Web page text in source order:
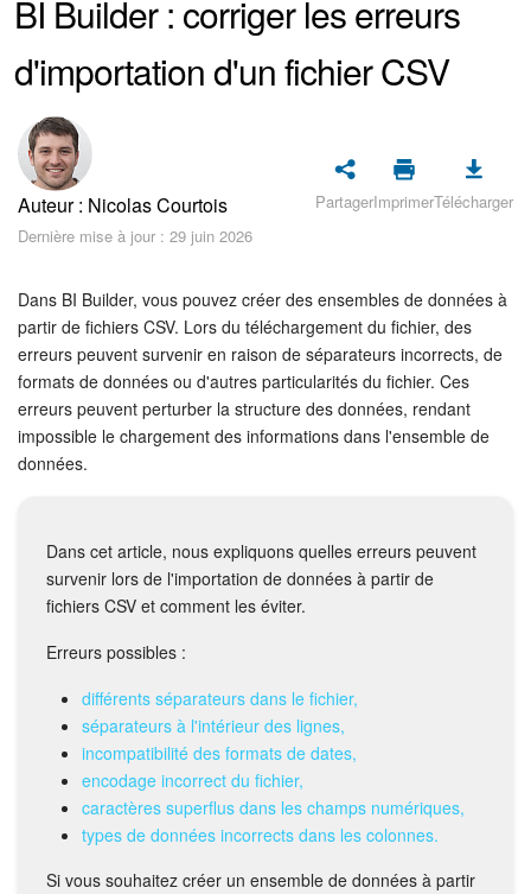
Assistance de Bitrix24
Inscription et connexion
Sécurité dans Bitrix24
Démarrer sur Bitrix24
Actualités
Tâches et projets
Projets IA
Collabs
Groupes de travail
Bitrix24 Drive
Base de connaissances
Sites
BI Builder : corriger les erreurs
d'importation d'un fichier CSV
Auteur : Nicolas Courtois
Dernière mise à jour : 29 juin 2026
PartagerImprimerTélécharger
Dans BI Builder, vous pouvez créer des ensembles de données à
partir de fichiers CSV. Lors du téléchargement du fichier, des
erreurs peuvent survenir en raison de séparateurs incorrects, de
formats de données ou d'autres particularités du fichier. Ces
erreurs peuvent perturber la structure des données, rendant
impossible le chargement des informations dans l'ensemble de
données.
Dans cet article, nous expliquons quelles erreurs peuvent
survenir lors de l'importation de données à partir de
fichiers CSV et comment les éviter.
Erreurs possibles :
différents séparateurs dans le fichier,
séparateurs à l'intérieur des lignes,
incompatibilité des formats de dates,
encodage incorrect du fichier,
caractères superflus dans les champs numériques,
types de données incorrects dans les colonnes.
Si vous souhaitez créer un ensemble de données à partir